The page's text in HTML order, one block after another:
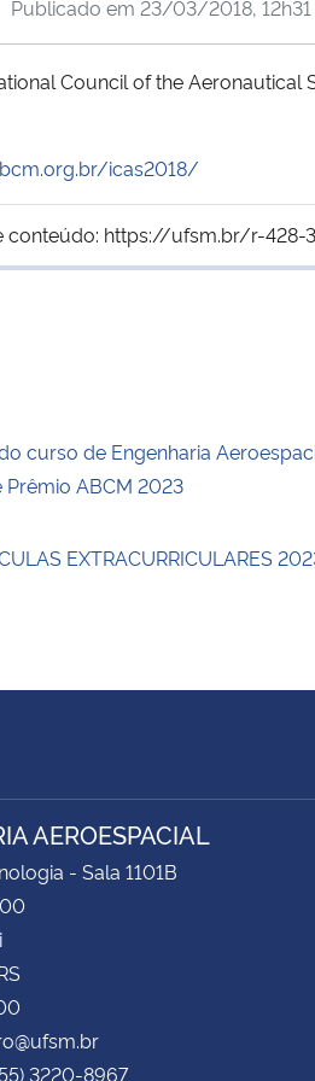
Publicado em 23/03/2018, 12h31
Council of the Aeronautical
icas2018/
conteúdo: https://ufsm.br/r-428-
curso de Engenharia
Prêmio ABCM 2023
EXTRACURRICULARES
AEROESPACIAL
- Sala 1101B
3220-8967